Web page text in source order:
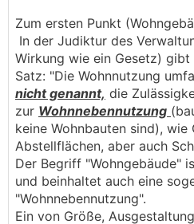
Zum ersten Punkt
In der Judiktur des
Wirkung wie ein Gesetz)
Satz: "Die Wohnnutzung
nicht genannt, die
zur Wohnnebennutzung
keine Wohnbauten sind), wie
Abstellflächen, aber auch
Der Begriff "Wohngebäude"
und beinhaltet auch eine
"Wohnnebennutzung".
Ein von Größe,